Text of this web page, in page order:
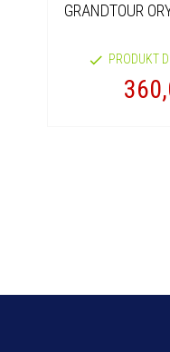
GRANDTOUR
PRODUKT
360,